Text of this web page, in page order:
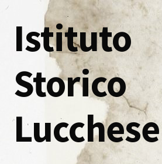
alla
navigazione
contenuto
Istituto
Storico
Lucchese